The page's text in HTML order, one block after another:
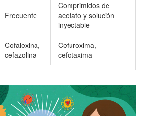
Frecuente
Comprimidos de
acetato y solución
inyectable
Cefalexina,
cefazolina
Cefuroxima,
cefotaxima